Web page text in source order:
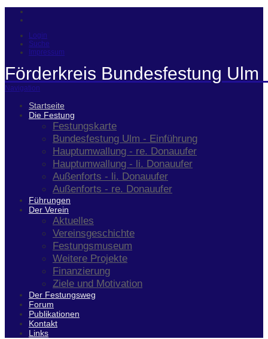
Login
Suche
Impressum
Förderkreis Bundesfestung Ulm
Navigation
Startseite
Die Festung
Festungskarte
Bundesfestung Ulm - Einführung
Hauptumwallung - re. Donauufer
Hauptumwallung - li. Donauufer
Außenforts - li. Donauufer
Außenforts - re. Donauufer
Führungen
Der Verein
Aktuelles
Vereinsgeschichte
Festungsmuseum
Weitere Projekte
Finanzierung
Ziele und Motivation
Der Festungsweg
Forum
Publikationen
Kontakt
Links